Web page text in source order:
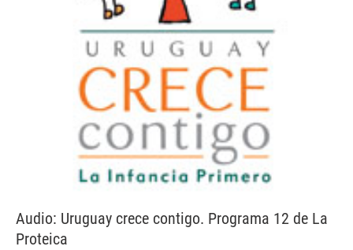
Audio: Uruguay crece contigo. Programa 12 de La
Proteica